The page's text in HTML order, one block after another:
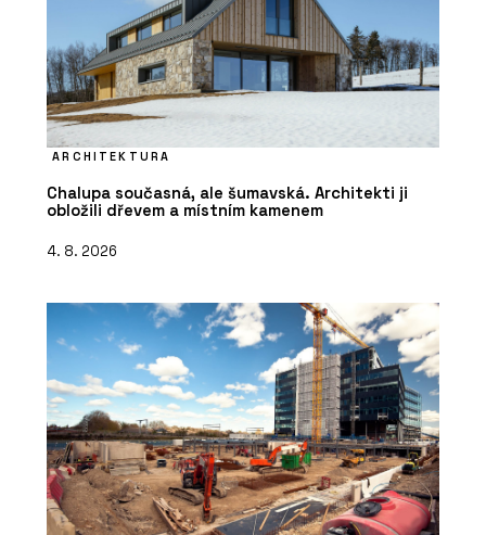
ARCHITEKTURA
Chalupa současná, ale šumavská. Architekti ji
obložili dřevem a místním kamenem
4. 8. 2026